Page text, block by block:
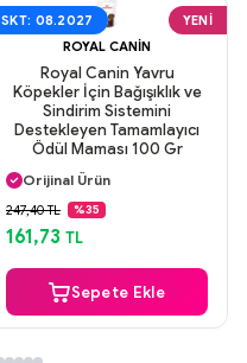
SKT: 08.2027
YENI
ROYAL CANIN
Royal Canin Yavru
Köpekler İçin Bağışıklık ve
Sindirim Sistemini
Destekleyen Tamamlayıcı
Ödül Maması 100 Gr
Aynı Gün Kargo
Orijinal Ürün
Güvenli Ödeme
Aynı Gün Kargo
247,40 TL %35
161,73 TL
Sepete Ekle